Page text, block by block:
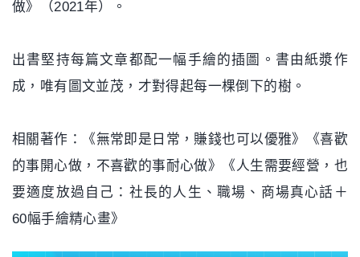
做》（2021年）。
出書堅持每篇文章都配一幅手繪的插圖。書由紙漿作
成，唯有圖文並茂，才對得起每一棵倒下的樹。
相關著作：《無常即是日常，賺錢也可以優雅》《喜歡
的事開心做，不喜歡的事耐心做》《人生需要經營，也
要適度放過自己：社長的人生、職場、商場真心話＋
60幅手繪精心畫》